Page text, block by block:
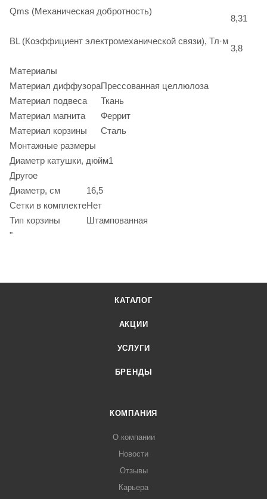
Qms (Механическая добротность)
8,31
BL (Коэффициент электромеханической связи), Тл·м
3,8
Материалы
Материал диффузораПрессованная целлюлоза
Материал подвеса
Ткань
Материал магнита
Феррит
Материал корзины
Сталь
Монтажные размеры
Диаметр катушки, дюйм1
Другое
Диаметр, см
16,5
Сетки в комплектеНет
Тип корзины
Штампованная
"
КАТАЛОГ
АКЦИИ
УСЛУГИ
БРЕНДЫ
КОМПАНИЯ
О компании
Новости
Отзывы
Карьера